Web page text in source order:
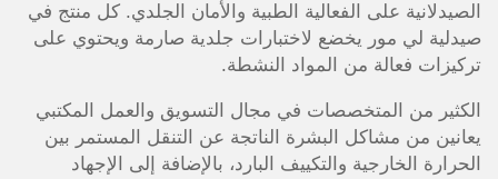
الصيدلانية على الفعالية الطبية والأمان الجلدي. كل منتج في
صيدلية لي مور يخضع لاختبارات جلدية صارمة ويحتوي على
تركيزات فعالة من المواد النشطة.
الكثير من المتخصصات في مجال التسويق والعمل المكتبي
يعانين من مشاكل البشرة الناتجة عن التنقل المستمر بين
الحرارة الخارجية والتكييف البارد، بالإضافة إلى الإجهاد